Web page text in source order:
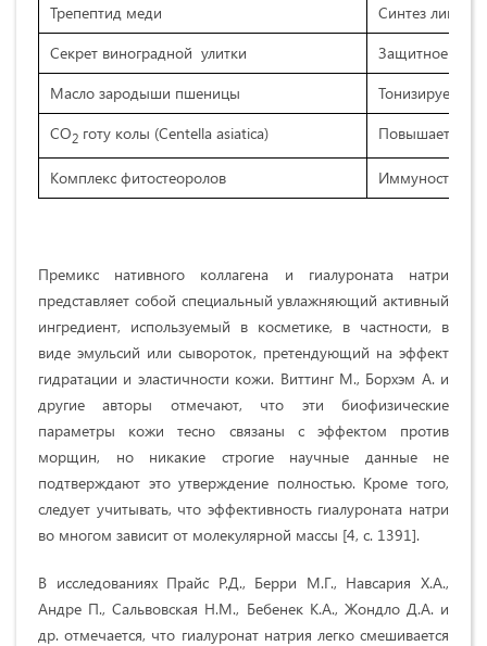
Трепептид меди
Синтез
Секрет виноградной улитки
Защитное и
Масло зародыши пшеницы
Тонизирует
СО2 готу колы (Centella asiatica) Повышает
Комплекс фитостеоролов
Премикс нативного коллагена и гиалуроната натри
представляет собой специальный увлажняющий активный
ингредиент, используемый в косметике, в частности, в
виде эмульсий или сывороток, претендующий на эффект
гидратации и эластичности кожи. Виттинг М., Борхэм А. и
другие авторы отмечают, что эти биофизические
параметры кожи тесно связаны с эффектом против
морщин, но никакие строгие научные данные не
подтверждают это утверждение полностью. Кроме того,
следует учитывать, что эффективность гиалуроната натри
во многом зависит от молекулярной массы [4, с. 1391].
В исследованиях Прайс Р.Д., Берри М.Г., Навсария Х.А.,
Андре П., Сальвовская Н.М., Бебенек К.А., Жондло Д.А. и
др. отмечается, что гиалуронат натрия легко смешивается